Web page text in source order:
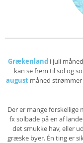
Grækenland i juli
kan se frem til sol og
augustmåned strømmer
Der er mange forskellige
fx solbade på en af
det smukke hav, eller
græske byer. Én ting er